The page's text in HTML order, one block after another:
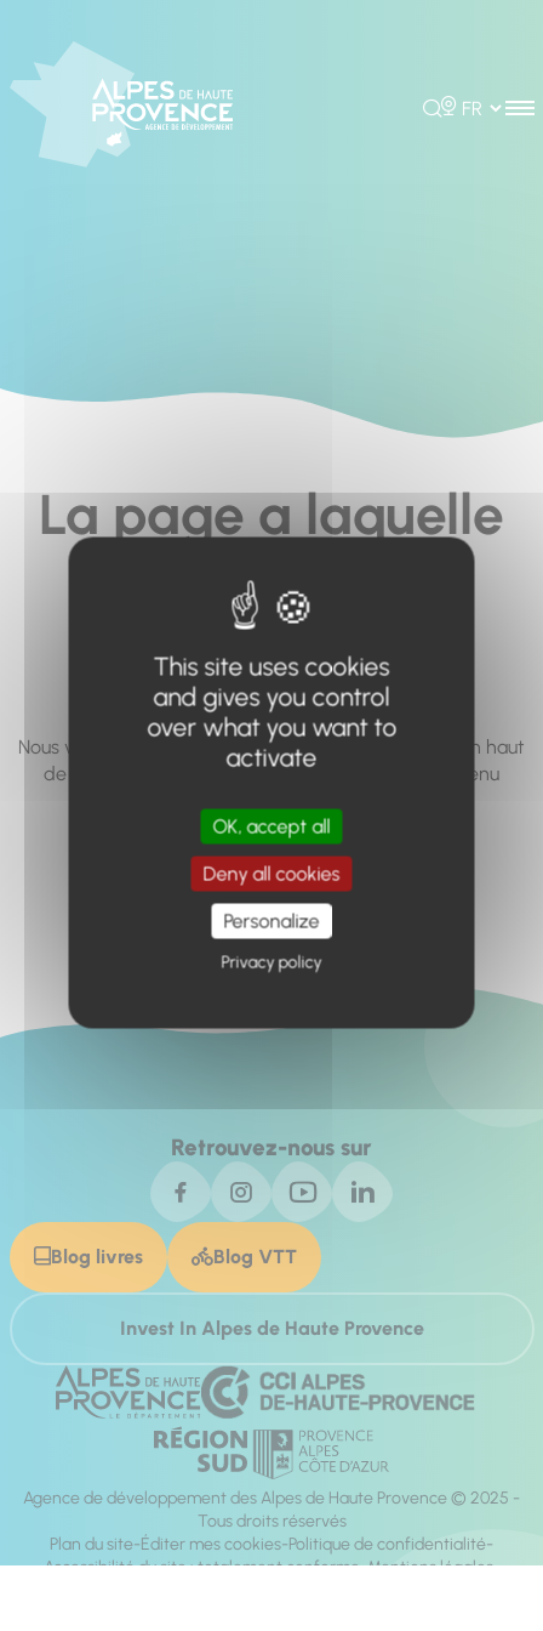
Rechercher
Choisir la
La page a laquelle
vous cherchez à
accéder n'existe
pas... ou plus.
Nous vous invitons à utiliser le moteur de recherche en haut
de page, ou à utiliser le menu pour trouver le contenu
Retour à l'accueil
Retrouvez-nous sur
Blog livres Blog VTT
Invest In Alpes de Haute Provence
Agence de développement des Alpes de Haute Provence © 2025 -
Tous droits réservés
Plan du site Éditer mes cookies Politique de confidentialité
Accessibilité du site : totalement conforme Mentions légales
This site uses cookies
and gives you control
over what you want to
activate
OK, accept all
Deny all cookies
Personalize
Privacy policy